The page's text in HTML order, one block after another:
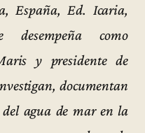
España, Ed. Icaria,
desempeña como
y presidente de
documentan
agua de mar en la